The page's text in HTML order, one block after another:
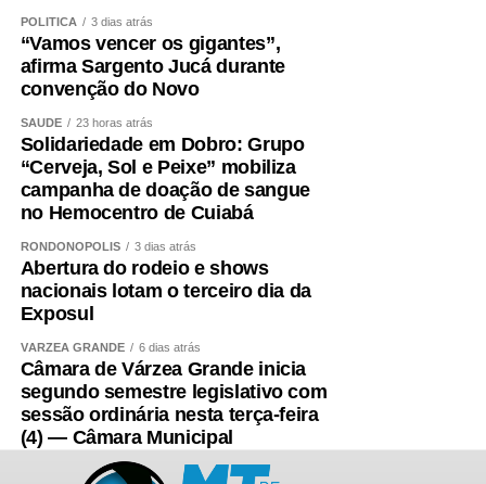
COMENTE ABAIXO:
WhatsApp
Facebook
Twitter
Messenger
LinkedIn
Share
POLÍTICA 3 dias atrás
“Vamos vencer os gigantes”,
afirma Sargento Jucá durante
convenção do Novo
SAÚDE 23 horas atrás
Solidariedade em Dobro: Grupo
“Cerveja, Sol e Peixe” mobiliza
campanha de doação de sangue
no Hemocentro de Cuiabá
RONDONÓPOLIS 3 dias atrás
Abertura do rodeio e shows
nacionais lotam o terceiro dia da
Exposul
VÁRZEA GRANDE 6 dias atrás
Câmara de Várzea Grande inicia
segundo semestre legislativo com
sessão ordinária nesta terça-feira
(4) — Câmara Municipal